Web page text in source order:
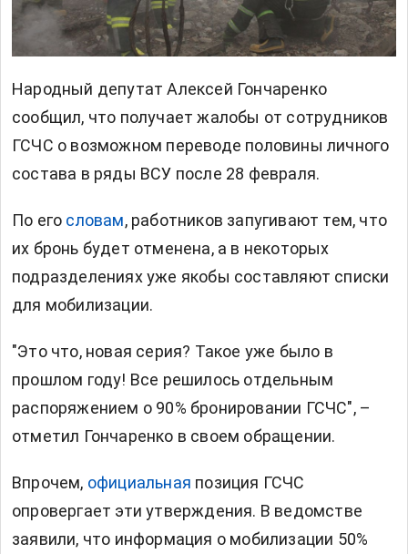
Народный депутат Алексей Гончаренко
сообщил, что получает жалобы от сотрудников
ГСЧС о возможном переводе половины личного
состава в ряды ВСУ после 28 февраля.
По его словам, работников запугивают тем, что
их бронь будет отменена, а в некоторых
подразделениях уже якобы составляют списки
для мобилизации.
"Это что, новая серия? Такое уже было в
прошлом году! Все решилось отдельным
распоряжением о 90% бронировании ГСЧС", –
отметил Гончаренко в своем обращении.
Впрочем, официальная позиция ГСЧС
опровергает эти утверждения. В ведомстве
заявили, что информация о мобилизации 50%